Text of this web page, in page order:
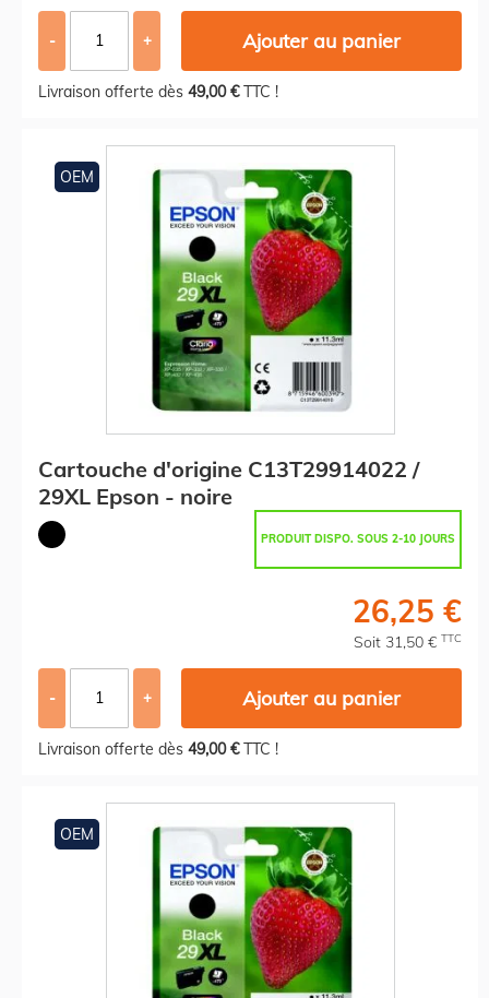
- + Ajouter au panier
Livraison offerte dès 49,00 €TTC !
OEM
Cartouche d'origine C13T29914022 /
29XL Epson - noire
PRODUIT DISPO. SOUS 2-10 JOURS
26,25 €
Soit 31,50 € TTC
- + Ajouter au panier
Livraison offerte dès 49,00 €TTC !
OEM